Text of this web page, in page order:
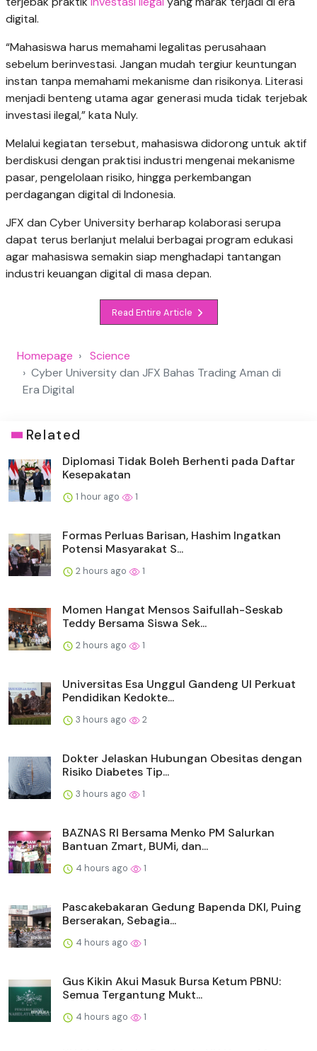
digital.
“Mahasiswa harus memahami legalitas perusahaan
sebelum berinvestasi. Jangan mudah tergiur keuntungan
instan tanpa memahami mekanisme dan risikonya. Literasi
menjadi benteng utama agar generasi muda tidak terjebak
investasi ilegal,” kata Nuly.
Melalui kegiatan tersebut, mahasiswa didorong untuk aktif
berdiskusi dengan praktisi industri mengenai mekanisme
pasar, pengelolaan risiko, hingga perkembangan
perdagangan digital di Indonesia.
JFX dan Cyber University berharap kolaborasi serupa
dapat terus berlanjut melalui berbagai program edukasi
agar mahasiswa semakin siap menghadapi tantangan
industri keuangan digital di masa depan.
Read Entire Article
Homepage
Science
Cyber University dan JFX Bahas Trading Aman di
Era Digital
Related
Diplomasi Tidak Boleh Berhenti pada Daftar
Kesepakatan
1 hour ago 1
Formas Perluas Barisan, Hashim Ingatkan
Potensi Masyarakat S...
2 hours ago 1
Momen Hangat Mensos Saifullah-Seskab
Teddy Bersama Siswa Sek...
2 hours ago 1
Universitas Esa Unggul Gandeng UI Perkuat
Pendidikan Kedokte...
3 hours ago 2
Dokter Jelaskan Hubungan Obesitas dengan
Risiko Diabetes Tip...
3 hours ago 1
BAZNAS RI Bersama Menko PM Salurkan
Bantuan Zmart, BUMi, dan...
4 hours ago 1
Pascakebakaran Gedung Bapenda DKI, Puing
Berserakan, Sebagia...
4 hours ago 1
Gus Kikin Akui Masuk Bursa Ketum PBNU:
Semua Tergantung Mukt...
4 hours ago 1